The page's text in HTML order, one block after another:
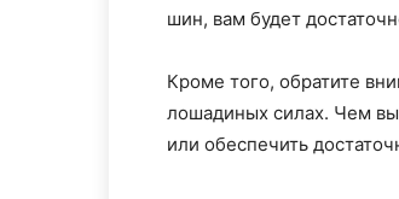
шин, вам будет
Кроме того, обратите
лошадиных силах. Чем
или обеспечить